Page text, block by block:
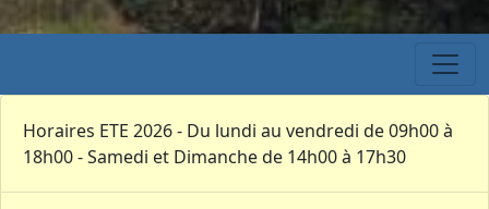
Horaires ETE 2026 - Du lundi au vendredi de 09h00 à
18h00 - Samedi et Dimanche de 14h00 à 17h30